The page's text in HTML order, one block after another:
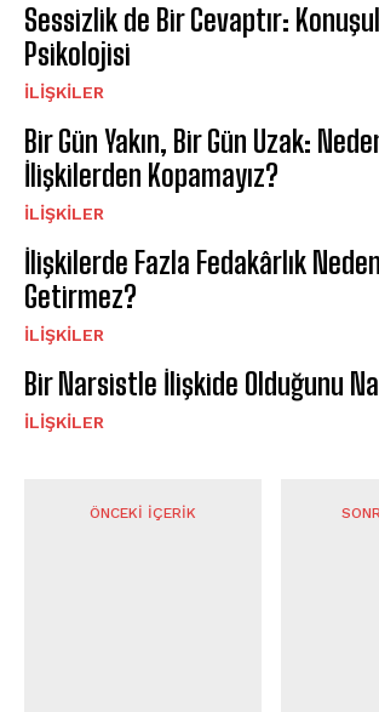
Sessizlik de Bir Cevaptır:
Psikolojisi
İLIŞKILER
Bir Gün Yakın, Bir Gün Uzak:
İlişkilerden Kopamayız?
İLIŞKILER
İlişkilerde Fazla Fedakârlık
Getirmez?
İLIŞKILER
Bir Narsistle İlişkide Olduğunu
İLIŞKILER
ÖNCEKI İÇERIK